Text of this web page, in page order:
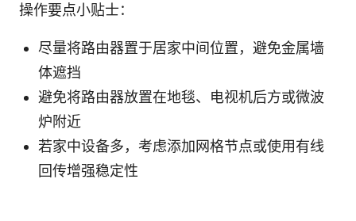
操作要点小贴士：
尽量将路由器置于居家中间位置，避免金属墙
体遮挡
避免将路由器放置在地毯、电视机后方或微波
炉附近
若家中设备多，考虑添加网格节点或使用有线
回传增强稳定性